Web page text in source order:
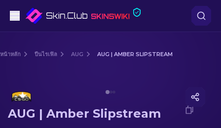
ปืนไรเฟิล
ปืนไรเฟิลซุ่มยิง
หน้าหลัก ปืนไรเฟิล AUG AUG | AMBER SLIPSTREAM
AUG | Amber Slipstream